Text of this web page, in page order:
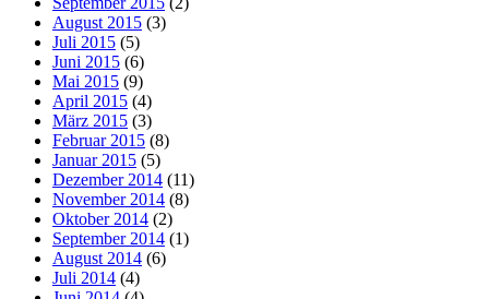
August 2015 (3)
Juli 2015 (5)
Juni 2015 (6)
Mai 2015 (9)
April 2015 (4)
März 2015 (3)
Februar 2015 (8)
Januar 2015 (5)
Dezember 2014 (11)
November 2014 (8)
Oktober 2014 (2)
September 2014 (1)
August 2014 (6)
Juli 2014 (4)